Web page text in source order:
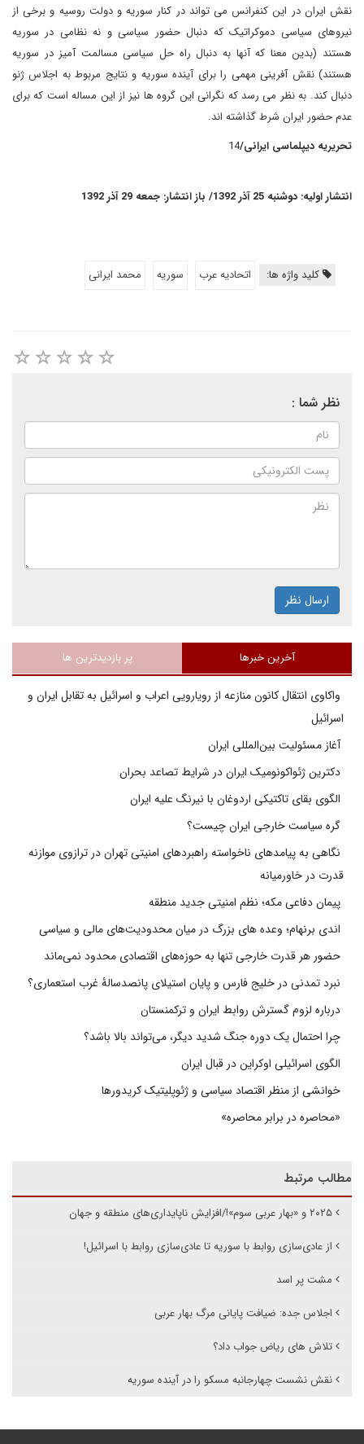
نقش ایران در این کنفرانس می تواند در کنار سوریه و دولت روسیه و برخی از
نیروهای سیاسی دموکراتیک که دنبال حضور سیاسی و نه نظامی در سوریه
هستند (بدین معنا که آنها به دنبال راه حل سیاسی مسالمت آمیز در سوریه
هستند) نقش آفرینی مهمی را برای آینده سوریه و نتایج مربوط به اجلاس ژنو
دنبال کند. به نظر می رسد که نگرانی این گروه ها نیز از این مساله است که برای
عدم حضور ایران شرط گذاشته اند.
تحریریه دیپلماسی ایرانی/14
انتشار اولیه: دوشنبه 25 آذر 1392/ باز انتشار: جمعه 29 آذر 1392
کلید واژه ها: اتحادیه عرب سوریه محمد ایرانی
نظر شما :
ارسال نظر
آخرین خبرها پر بازدیدترین ها
واکاوی انتقال کانون منازعه از رویارویی اعراب و اسرائیل به تقابل ایران و
اسرائیل
آغاز مسئولیت بین‌المللی ایران
دکترین ژئواکونومیک ایران در شرایط تصاعد بحران
الگوی بقای تاکتیکی اردوغان با نیرنگ علیه ایران
گره سیاست خارجی ایران چیست؟
نگاهی به پیامدهای ناخواسته راهبردهای امنیتی تهران در ترازوی موازنه
قدرت در خاورمیانه
پیمان دفاعی مکه؛ نظم امنیتی جدید منطقه
اندی برنهام؛ وعده های بزرگ در میان محدودیت‌های مالی و سیاسی
حضور هر قدرت خارجی تنها به حوزه‌های اقتصادی محدود نمی‌ماند
نبرد تمدنی در خلیج فارس و پایان استیلای پانصدسالۀ غرب استعماری؟
درباره لزوم گسترش روابط ایران و ترکمنستان
چرا احتمال یک دوره جنگ شدید دیگر، می‌تواند بالا باشد؟
الگوی اسرائیلی اوکراین در قبال ایران
خوانشی از منظر اقتصاد سیاسی و ژئوپلیتیک کریدورها
«محاصره در برابر محاصره»
مطالب مرتبط
۲۰۲۵ و «بهار عربی سوم»!/افزایش ناپایداری‌های منطقه و جهان
از عادی‌سازی روابط با سوریه تا عادی‌سازی روابط با اسرائیل!
مشت پر اسد
اجلاس جده: ضیافت پایانی مرگ بهار عربی
تلاش های ریاض جواب داد؟
نقش نشست چهارجانبه مسکو را در آینده سوریه